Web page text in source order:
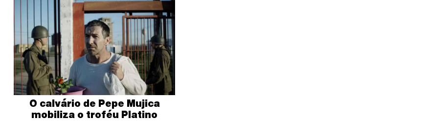
O calvário de Pepe Mujica
mobiliza o troféu Platino